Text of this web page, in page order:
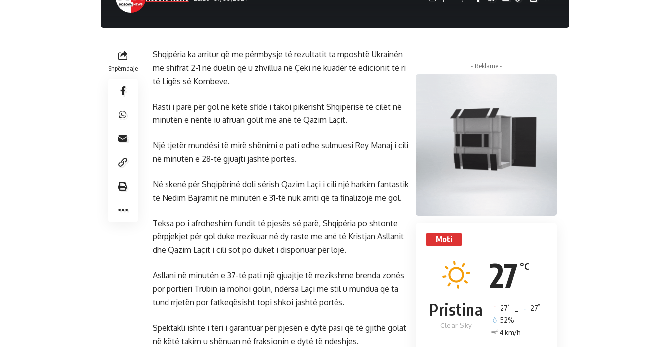
Shpërndaje
Shqipëria ka arritur që me përmbysje të rezultatit ta mposhtë Ukrainën
me shifrat 2-1 në duelin që u zhvillua në Çeki në kuadër të edicionit të ri
të Ligës së Kombeve.
Rasti i parë për gol në këtë sfidë i takoi pikërisht Shqipërisë të cilët në
minutën e nëntë iu afruan golit me anë të Qazim Laçit.
Një tjetër mundësi të mirë shënimi e pati edhe sulmuesi Rey Manaj i cili
në minutën e 28-të gjuajti jashtë portës.
Në skenë për Shqipërinë doli sërish Qazim Laçi i cili një harkim fantastik
të Nedim Bajramit në minutën e 31-të nuk arriti që ta finalizojë me gol.
Teksa po i afroheshim fundit të pjesës së parë, Shqipëria po shtonte
përpjekjet për gol duke rrezikuar në dy raste me anë të Kristjan Asllanit
dhe Qazim Laçit i cili sot po duket i disponuar për lojë.
Asllani në minutën e 37-të pati një gjuajtje të rrezikshme brenda zonës
por portieri Trubin ia mohoi golin, ndërsa Laçi me stil u mundua që ta
tund rrjetën por fatkeqësisht topi shkoi jashtë portës.
Spektakli ishte i tëri i garantuar për pjesën e dytë pasi që të gjithë golat
në këtë takim u shënuan në fraksionin e dytë të ndeshjes.
- Reklamë -
Moti
27 °C
Pristina
Clear Sky
27° 27°
52%
4 km/h